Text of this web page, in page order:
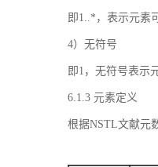
即1..*，表示元素
4）无符号
即1，无符号表示
6.1.3 元素定义
根据NSTL文献元